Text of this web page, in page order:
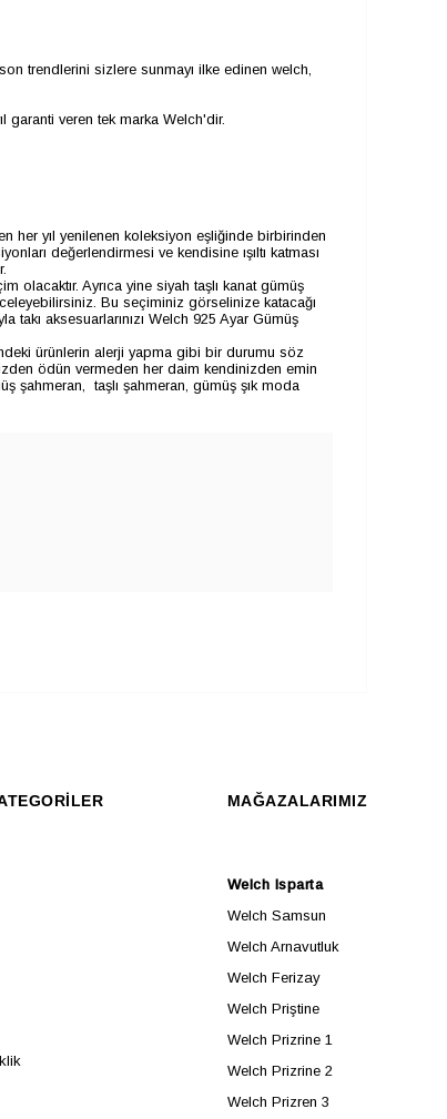
trendlerini sizlere sunmayı ilke edinen welch,
garanti veren tek marka Welch'dir.
her yıl yenilenen koleksiyon eşliğinde birbirinden
değerlendirmesi ve kendisine ışıltı katması
Ayrıca yine siyah taşlı kanat gümüş
Bu seçiminiz görselinize katacağı
takı aksesuarlarınızı Welch 925 Ayar Gümüş
ürünlerin alerji yapma gibi bir durumu söz
ödün vermeden her daim kendinizden emin
şahmeran, taşlı şahmeran, gümüş şık moda
MAĞAZALARIMIZ
Welch Isparta
Welch Samsun
Welch Arnavutluk
Welch Ferizay
Welch Priştine
Welch Prizrine 1
Welch Prizrine 2
Welch Prizren 3